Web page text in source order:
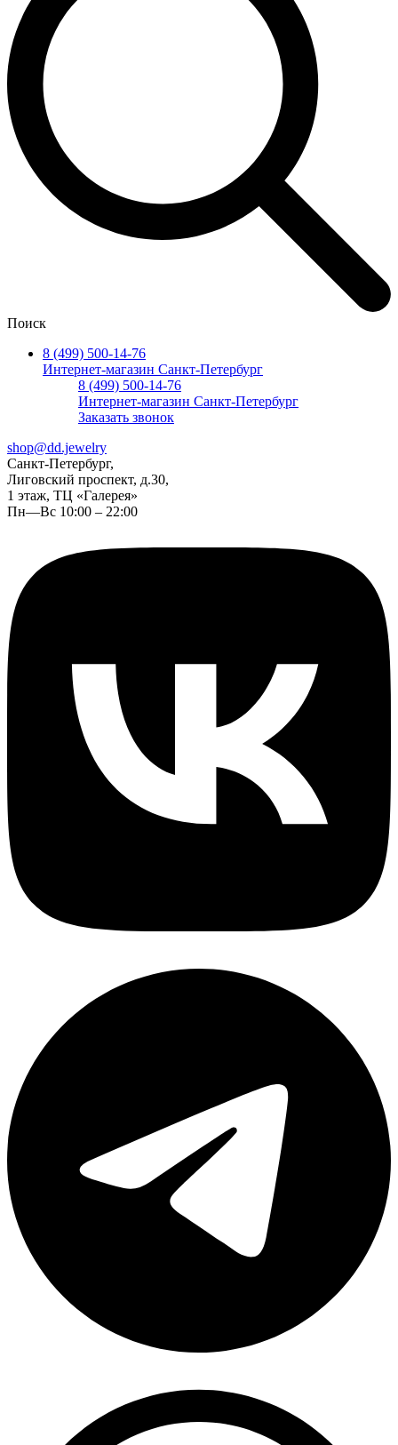
Поиск
8 (499) 500-14-76
Интернет-магазин Санкт-Петербург
8 (499) 500-14-76
Интернет-магазин Санкт-Петербург
Заказать звонок
shop@dd.jewelry
Санкт-Петербург,
Лиговский проспект, д.30,
1 этаж, ТЦ «Галерея»
Пн—Вс 10:00 – 22:00